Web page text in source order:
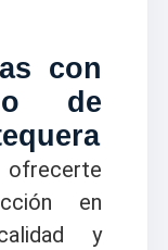
con
de
ofrecerte
en
y